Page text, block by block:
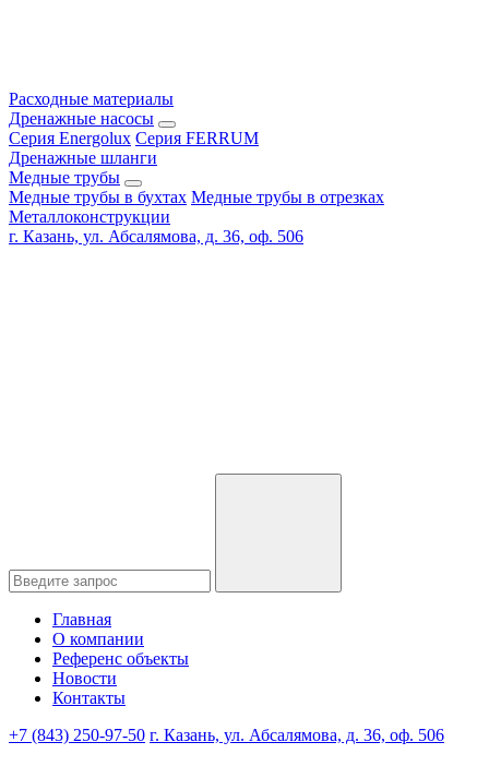
Расходные материалы
Дренажные насосы
Серия Energolux Серия FERRUM
Дренажные шланги
Медные трубы
Медные трубы в бухтах Медные трубы в отрезках
Металлоконструкции
г. Казань, ул. Абсалямова, д. 36, оф. 506
Главная
О компании
Референс объекты
Новости
Контакты
+7 (843) 250-97-50 г. Казань, ул. Абсалямова, д. 36, оф. 506